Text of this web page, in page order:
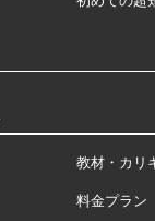
教材・カリ
料金プラン